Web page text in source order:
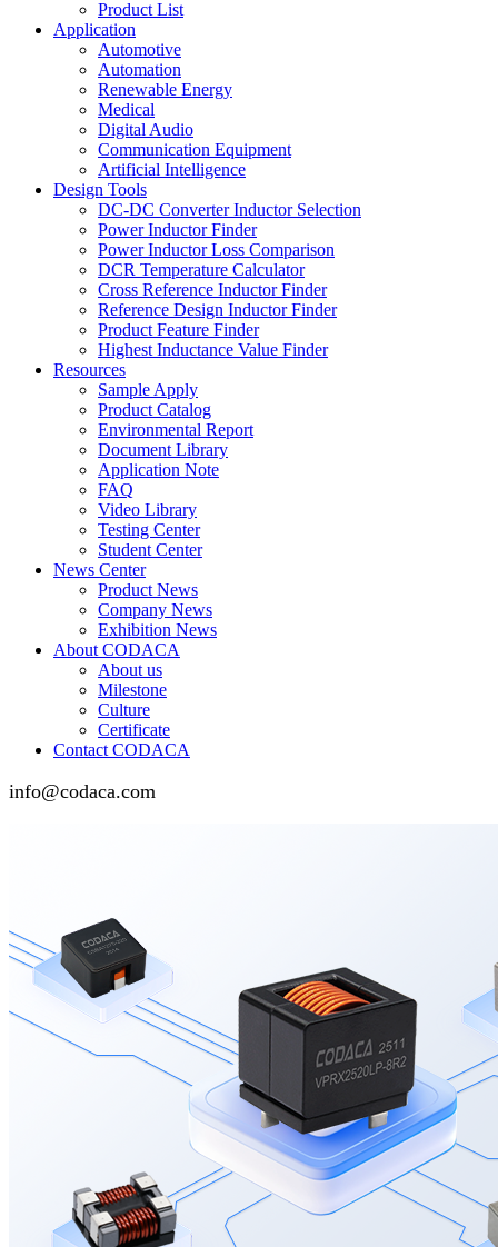
Product List
Application
Automotive
Automation
Renewable Energy
Medical
Digital Audio
Communication Equipment
Artificial Intelligence
Design Tools
DC-DC Converter Inductor Selection
Power Inductor Finder
Power Inductor Loss Comparison
DCR Temperature Calculator
Cross Reference Inductor Finder
Reference Design Inductor Finder
Product Feature Finder
Highest Inductance Value Finder
Resources
Sample Apply
Product Catalog
Environmental Report
Document Library
Application Note
FAQ
Video Library
Testing Center
Student Center
News Center
Product News
Company News
Exhibition News
About CODACA
About us
Milestone
Culture
Certificate
Contact CODACA
info@codaca.com